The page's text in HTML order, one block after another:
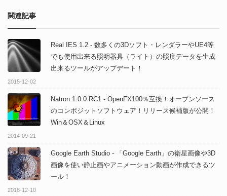
関連記事
Real IES 1.2 - 数多くの3Dソフト・レンダラーやUE4等
でも使用出来る照明器具（ライト）の照度データを生成
出来るツールがアップデート！
2015-12-02
Natron 1.0.0 RC1 - OpenFX100％互換！オープンソース
のコンポジットソフトウェア！リリース候補版が公開！
Win＆OSX＆Linux
2014-09-21
Google Earth Studio - 「Google Earth」の衛星画像や3D
画像を使い静止画やアニメーション動画が作成できるツ
ール！
2018-12-10